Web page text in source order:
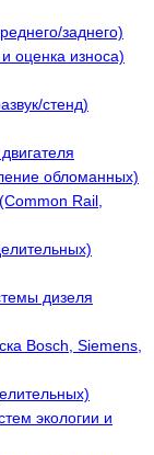
заднего)
оценка износа)
стенд)
обломанных)
Rail,
дизеля
Bosch, Siemens,
экологии и